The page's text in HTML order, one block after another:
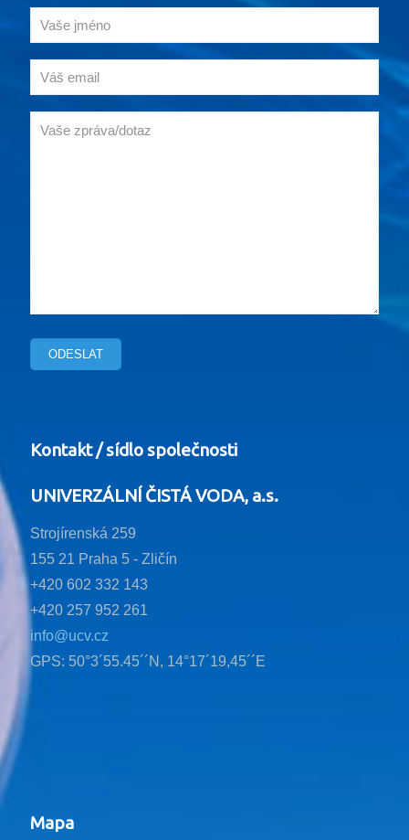
Kontakt / sídlo společnosti
UNIVERZÁLNÍ ČISTÁ VODA, a.s.
Strojírenská 259
155 21 Praha 5 - Zličín
+420 602 332 143
+420 257 952 261
info@ucv.cz
GPS: 50°3´55.45´´N, 14°17´19,45´´E
Mapa